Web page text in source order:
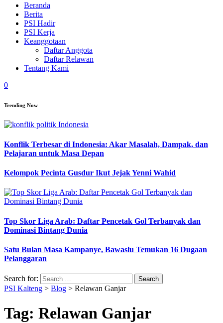
Beranda
Berita
PSI Hadir
PSI Kerja
Keanggotaan
Daftar Anggota
Daftar Relawan
Tentang Kami
0
Trending Now
Konflik Terbesar di Indonesia: Akar Masalah, Dampak, dan
Pelajaran untuk Masa Depan
Kelompok Pecinta Gusdur Ikut Jejak Yenni Wahid
Top Skor Liga Arab: Daftar Pencetak Gol Terbanyak dan
Dominasi Bintang Dunia
Satu Bulan Masa Kampanye, Bawaslu Temukan 16 Dugaan
Pelanggaran
Search for:
PSI Kalteng > Blog > Relawan Ganjar
Tag: Relawan Ganjar